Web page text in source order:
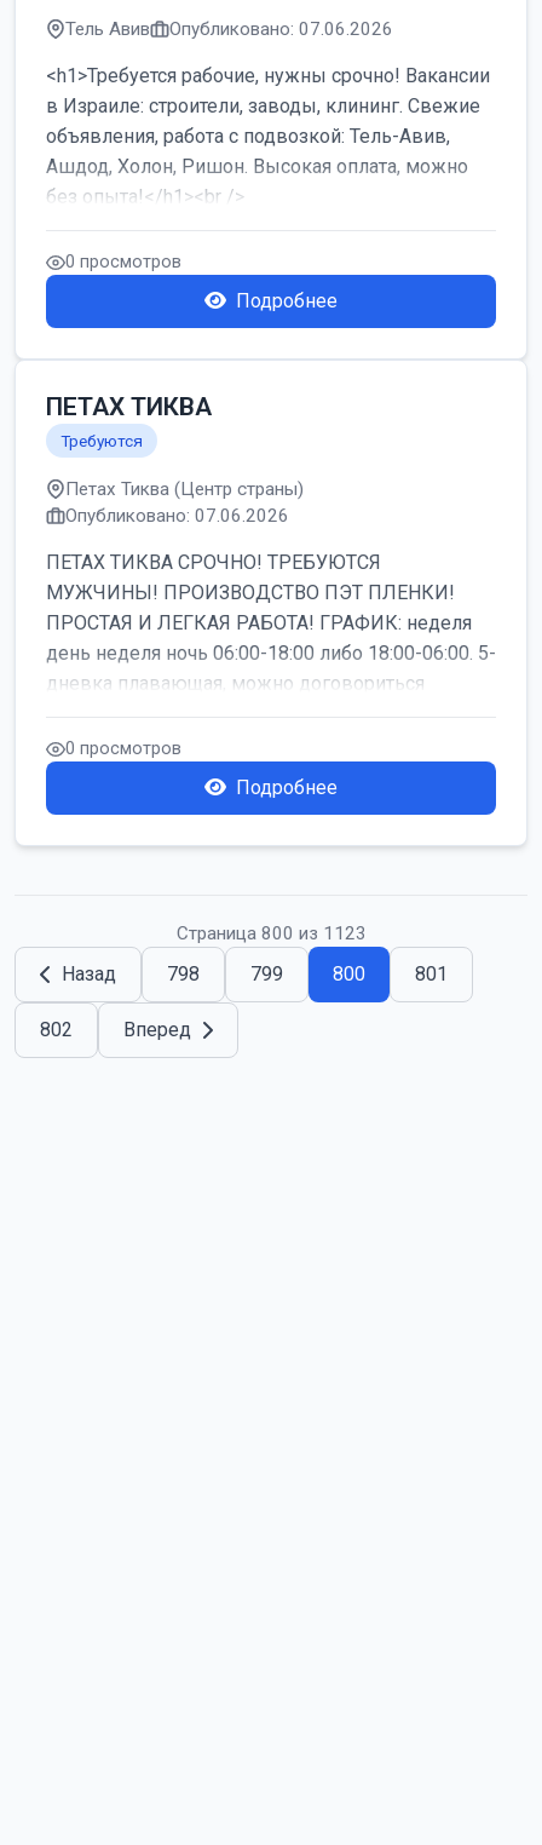
Тель Авив Опубликовано: 07.06.2026
<h1>Требуется рабочие, нужны срочно! Вакансии
в Израиле: строители, заводы, клининг. Свежие
объявления, работа с подвозкой: Тель-Авив,
Ашдод, Холон, Ришон. Высокая оплата, можно
без опыта!</h1><br />
...
0 просмотров
Подробнее
ПЕТАХ ТИКВА
Требуются
Петах Тиква (Центр страны)
Опубликовано: 07.06.2026
ПЕТАХ ТИКВА СРОЧНО! ТРЕБУЮТСЯ
МУЖЧИНЫ! ПРОИЗВОДСТВО ПЭТ ПЛЕНКИ!
ПРОСТАЯ И ЛЕГКАЯ РАБОТА! ГРАФИК: неделя
день неделя ночь 06:00-18:00 либо 18:00-06:00. 5-
дневка плавающая, можно договориться
работать б...
0 просмотров
Подробнее
Страница 800 из 1123
Назад 798 799 800 801
802 Вперед